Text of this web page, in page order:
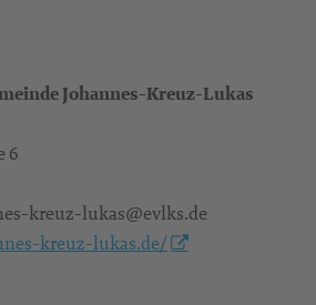
Johannes-Kreuz-Lukas
6
kreuz-lukas@evlks.de
kreuz-lukas.de/